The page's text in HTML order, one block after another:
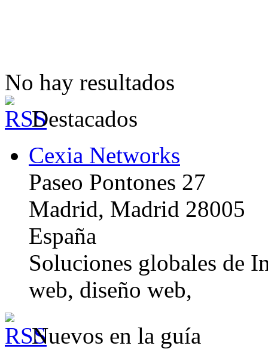
No hay resultados
Destacados
Cexia Networks
Paseo Pontones 27
Madrid, Madrid 28005
España
Soluciones globales de
web, diseño web,
Nuevos en la guía